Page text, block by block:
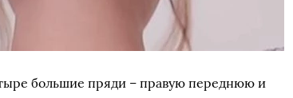
большие пряди – правую переднюю и